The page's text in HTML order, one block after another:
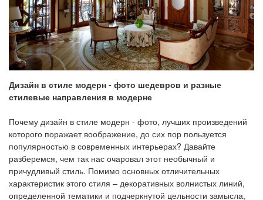
Дизайн в стиле модерн - фото шедевров и разные
стилевые направления в модерне
Почему дизайн в стиле модерн - фото, лучших произведений
которого поражает воображение, до сих пор пользуется
популярностью в современных интерьерах? Давайте
разберемся, чем так нас очаровал этот необычный и
причудливый стиль. Помимо основных отличительных
характеристик этого стиля – декоративных волнистых линий,
определенной тематики и подчеркнутой цельности замысла,